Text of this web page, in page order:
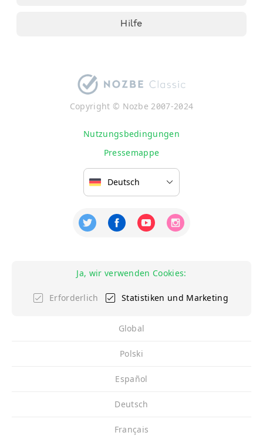
Hilfe
Copyright © Nozbe 2007-2024
Nutzungsbedingungen
Pressemappe
Ja, wir verwenden Cookies:
Erforderlich Statistiken und Marketing
Global
Polski
Español
Deutsch
Français